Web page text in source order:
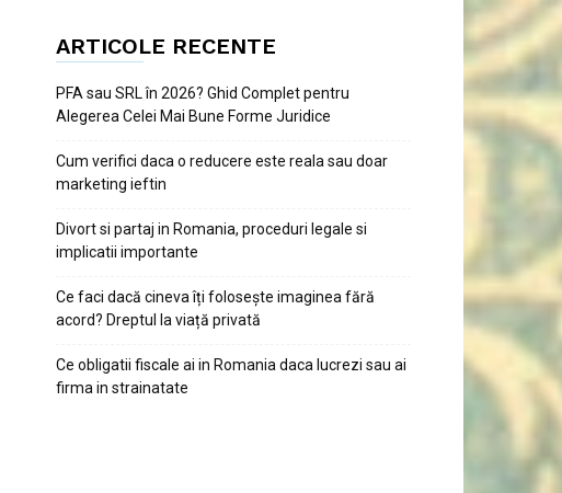
ARTICOLE RECENTE
PFA sau SRL în 2026? Ghid Complet pentru
Alegerea Celei Mai Bune Forme Juridice
Cum verifici daca o reducere este reala sau doar
marketing ieftin
Divort si partaj in Romania, proceduri legale si
implicatii importante
Ce faci dacă cineva îți folosește imaginea fără
acord? Dreptul la viață privată
Ce obligatii fiscale ai in Romania daca lucrezi sau ai
firma in strainatate